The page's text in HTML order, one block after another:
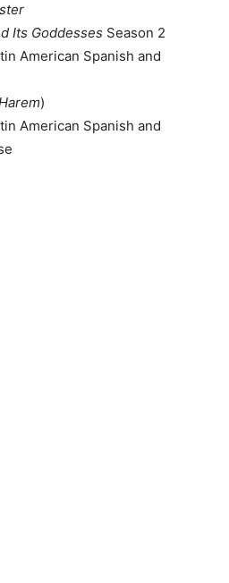
Its Goddesses Season 2
American Spanish and
)
American Spanish and